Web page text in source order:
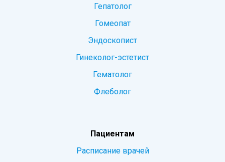
Гепатолог
Гомеопат
Эндоскопист
Гинеколог-эстетист
Гематолог
Флеболог
Пациентам
Расписание врачей